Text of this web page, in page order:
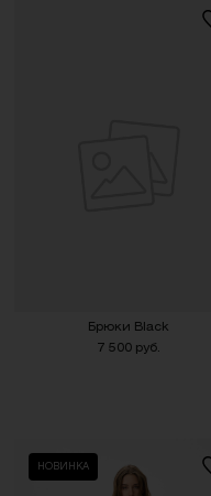
Брюки Black
7 500 руб.
НОВИНКА